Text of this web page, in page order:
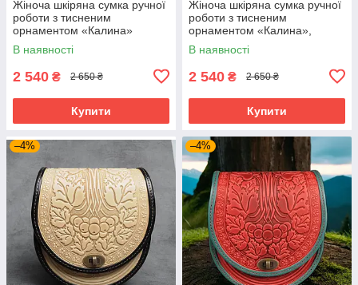
Жіноча шкіряна сумка ручної
роботи з тисненим
орнаментом «Калина»
бежево-коричнева сумка з
натуральної шкіри, 20*21*8
В наявності
2 540 ₴ 2 650 ₴
Купити
Жіноча шкіряна сумка ручної
роботи з тисненим
орнаментом «Калина»,
рожева сумка з натуральної
шкіри, 20*21*8 см
В наявності
2 540 ₴ 2 650 ₴
Купити
–4% –4%